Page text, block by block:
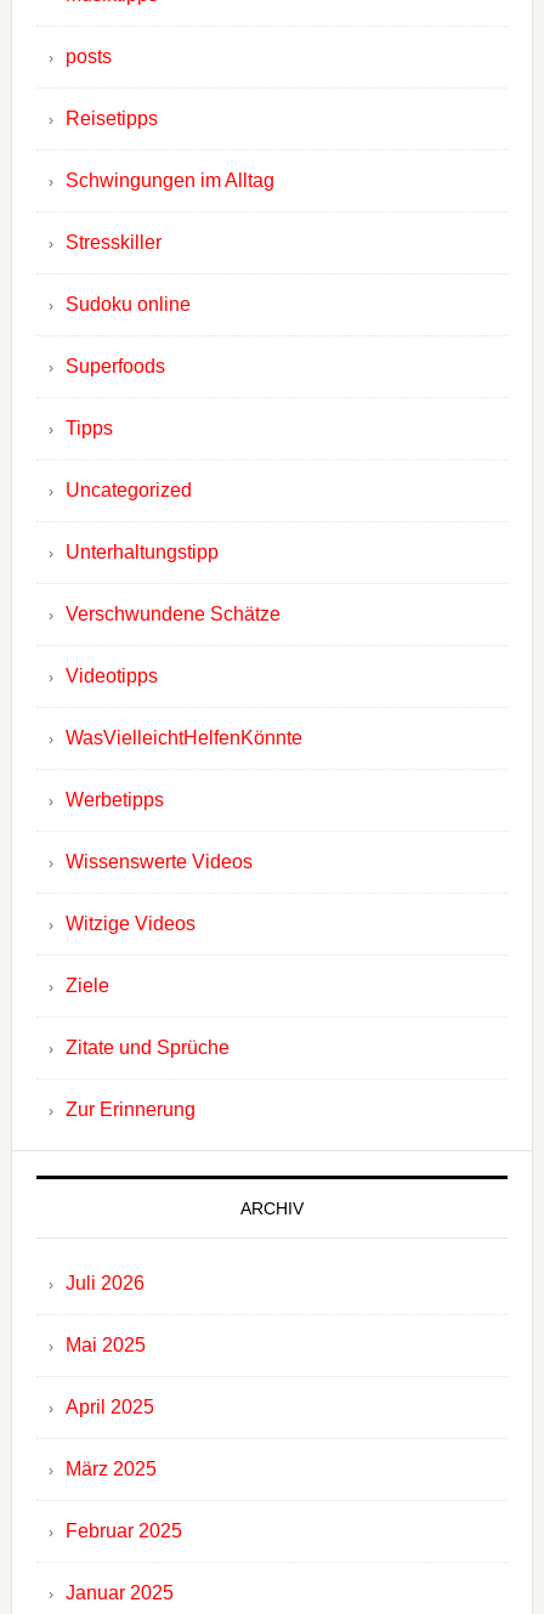
posts
Reisetipps
Schwingungen im Alltag
Stresskiller
Sudoku online
Superfoods
Tipps
Uncategorized
Unterhaltungstipp
Verschwundene Schätze
Videotipps
WasVielleichtHelfenKönnte
Werbetipps
Wissenswerte Videos
Witzige Videos
Ziele
Zitate und Sprüche
Zur Erinnerung
ARCHIV
Juli 2026
Mai 2025
April 2025
März 2025
Februar 2025
Januar 2025